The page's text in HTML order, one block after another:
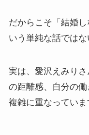
だからこそ「結婚
いう単純な話ではな
実は、愛沢えみり
の距離感、自分の
複雑に重なっていま